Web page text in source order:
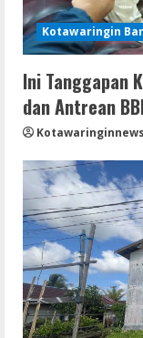
Kotawaringin
Ini Tanggapan
dan Antrean